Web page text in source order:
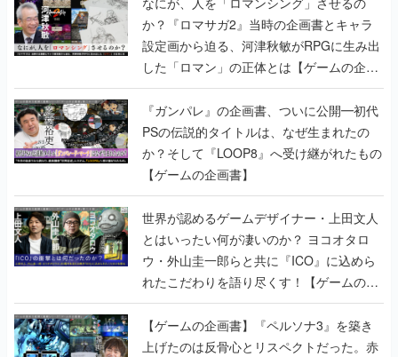
か？『ロマサガ2』当時の企画書とキャラ
設定画から迫る、河津秋敏がRPGに生み出
した「ロマン」の正体とは【ゲームの企画
書】
『ガンパレ』の企画書、ついに公開━初代
PSの伝説的タイトルは、なぜ生まれたの
か？そして『LOOP8』へ受け継がれたもの
【ゲームの企画書】
世界が認めるゲームデザイナー・上田文人
とはいったい何が凄いのか？ ヨコオタロ
ウ・外山圭一郎らと共に『ICO』に込めら
れたこだわりを語り尽くす！【ゲームの企
画書】
【ゲームの企画書】『ペルソナ3』を築き
上げたのは反骨心とリスペクトだった。赤